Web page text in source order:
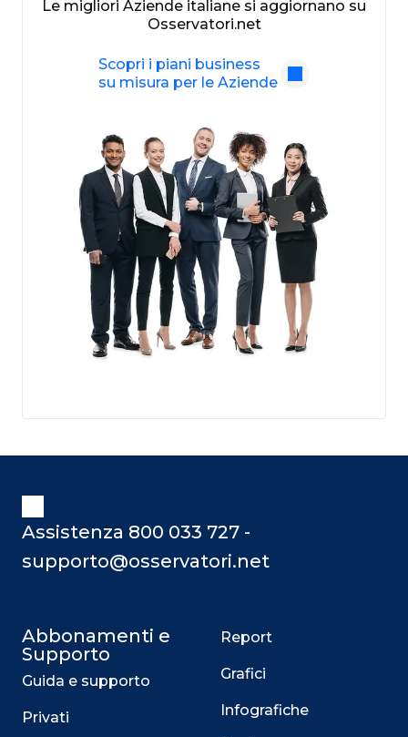
Le migliori Aziende italiane si aggiornano su
Osservatori.net
Scopri i piani business
su misura per le Aziende
Assistenza 800 033 727 -
supporto@osservatori.net
Abbonamenti e
Supporto
Guida e supporto
Privati
Report
Grafici
Infografiche